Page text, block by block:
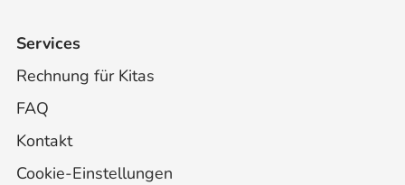
Services
Rechnung für Kitas
FAQ
Kontakt
Cookie-Einstellungen